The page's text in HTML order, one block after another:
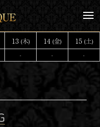
メ
ュ
ー
13 (木) 14 (金) 15 (土)
- - -